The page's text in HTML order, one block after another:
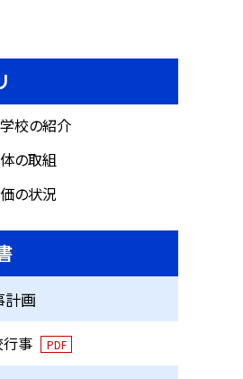
校の紹介
の取組
の状況
計画
行事 PDF